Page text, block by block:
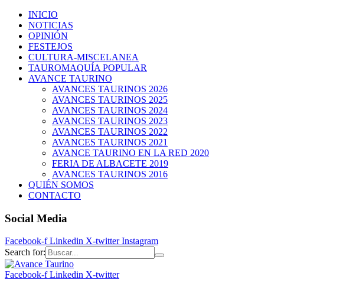
INICIO
NOTICIAS
OPINIÓN
FESTEJOS
CULTURA-MISCELANEA
TAUROMAQUÍA POPULAR
AVANCE TAURINO
AVANCES TAURINOS 2026
AVANCES TAURINOS 2025
AVANCES TAURINOS 2024
AVANCES TAURINOS 2023
AVANCES TAURINOS 2022
AVANCES TAURINOS 2021
AVANCE TAURINO EN LA RED 2020
FERIA DE ALBACETE 2019
AVANCES TAURINOS 2016
QUIÉN SOMOS
CONTACTO
Social Media
Facebook-f Linkedin X-twitter Instagram
Search for:
Facebook-f Linkedin X-twitter